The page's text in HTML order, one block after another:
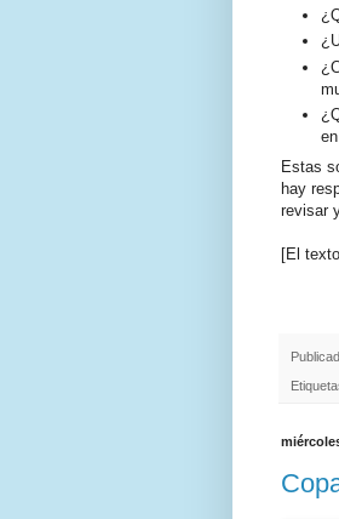
Estas
hay
revisar
[El